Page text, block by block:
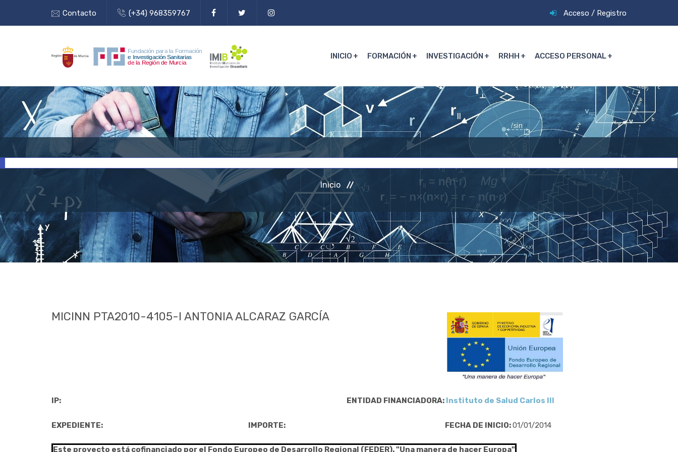
Contacto (+34) 968359767 Acceso / Registro
INICIO FORMACIÓN INVESTIGACIÓN RRHH ACCESO PERSONAL
Inicio
MICINN PTA2010-4105-I ANTONIA ALCARAZ GARCÍA
IP: ENTIDAD FINANCIADORA: Instituto de Salud Carlos III
EXPEDIENTE: IMPORTE: FECHA DE INICIO:01/01/2014
Este proyecto está cofinanciado por el Fondo Europeo de Desarrollo Regional (FEDER). "Una manera de hacer Europa"